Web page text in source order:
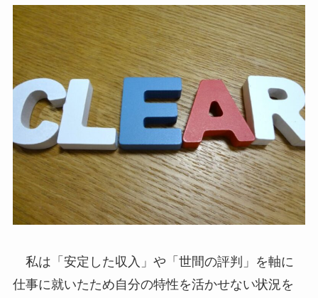
私は「安定した収入」や「世間の評判」を軸に
仕事に就いたため自分の特性を活かせない状況を